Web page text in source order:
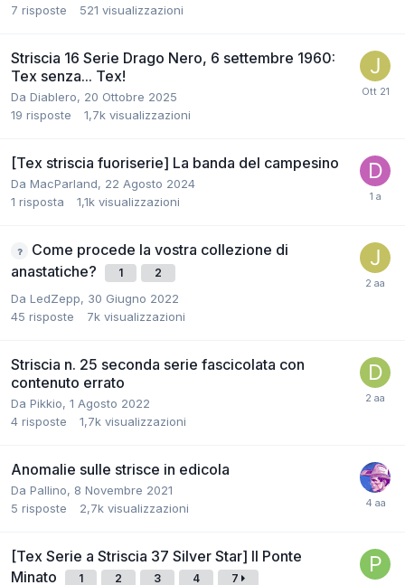
7 risposte 521 visualizzazioni
Striscia 16 Serie Drago Nero, 6 settembre 1960:
Tex senza... Tex!
Da Diablero, 20 Ottobre 2025
19 risposte 1,7k visualizzazioni
[Tex striscia fuoriserie] La banda del campesino
Da MacParland, 22 Agosto 2024
1 risposta 1,1k visualizzazioni
Come procede la vostra collezione di
anastatiche?
1 2
Da LedZepp, 30 Giugno 2022
45 risposte 7k visualizzazioni
Striscia n. 25 seconda serie fascicolata con
contenuto errato
Da Pikkio, 1 Agosto 2022
4 risposte 1,7k visualizzazioni
Anomalie sulle strisce in edicola
Da Pallino, 8 Novembre 2021
5 risposte 2,7k visualizzazioni
[Tex Serie a Striscia 37 Silver Star] Il Ponte
Minato
1 2 3 4 7